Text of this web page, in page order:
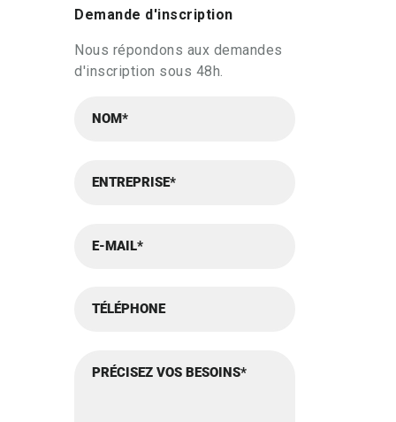
Demande d'inscription
Nous répondons aux demandes
d'inscription sous 48h.